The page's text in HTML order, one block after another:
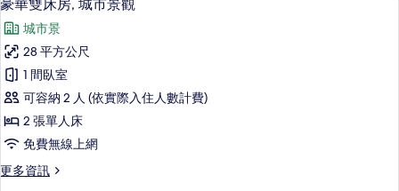
床,
城
市
景
觀
(King)
的
所
特
大
雙
人
床,
城
市
景
(King)
示
豪
華
雙
床
房,
城
市
豪華雙床房, 城市景觀
城市景
28 平方公尺
1 間臥室
可容納 2 人 (依實際入住人數計費)
2 張單人床
免費無線上網
更多資訊
更